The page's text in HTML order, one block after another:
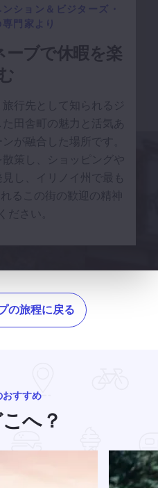
日間の旅程
ション＆ビジターズ・
専門家より
ーブで休暇を楽
行先として知られるジ
田舎町の魅力と活気あ
が融合した場所です。
策し、ショッピングや
し、イリノイ州で最も
るこの街の歓迎の精神
ださい。
コレート＆アイスクリーム
リング・トレイルとファビ
の旅程に戻る
おすすめ
へ？
レナ旅行の詳細はこちら
The